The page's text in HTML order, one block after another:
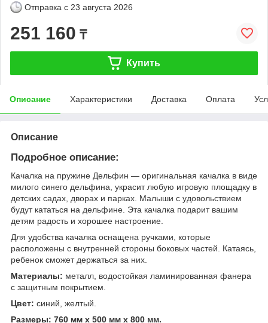
Отправка с 23 августа 2026
251 160 ₸
Купить
Описание Характеристики Доставка Оплата
Описание
Подробное описание:
Качалка на пружине Дельфин — оригинальная качалка в виде
милого синего дельфина, украсит любую игровую площадку в
детских садах, дворах и парках. Малыши с удовольствием
будут кататься на дельфине. Эта качалка подарит вашим
детям радость и хорошее настроение.
Для удобства качалка оснащена ручками, которые
расположены с внутренней стороны боковых частей. Катаясь,
ребенок сможет держаться за них.
Материалы: металл, водостойкая ламинированная фанера
с защитным покрытием.
Цвет: синий, желтый.
Размеры: 760 мм х 500 мм х 800 мм.